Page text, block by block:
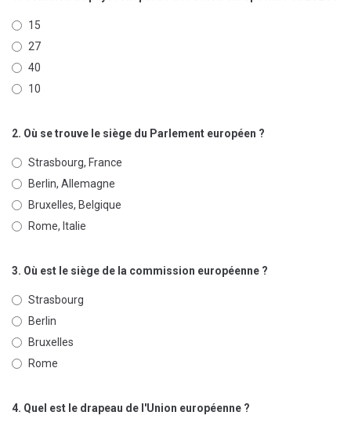
15
27
40
10
2. Où se trouve le siège du Parlement européen ?
Strasbourg, France
Berlin, Allemagne
Bruxelles, Belgique
Rome, Italie
3. Où est le siège de la commission européenne ?
Strasbourg
Berlin
Bruxelles
Rome
4. Quel est le drapeau de l'Union européenne ?